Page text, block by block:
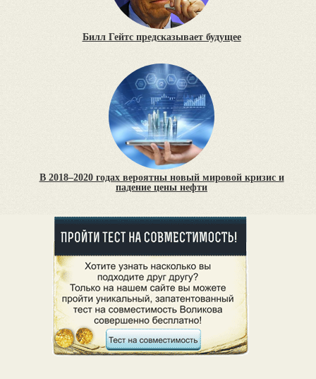
Билл Гейтс предсказывает будущее
В 2018–2020 годах вероятны новый мировой кризис и
падение цены нефти